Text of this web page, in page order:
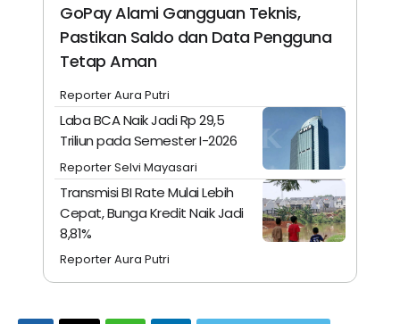
GoPay Alami Gangguan Teknis,
Pastikan Saldo dan Data Pengguna
Tetap Aman
Reporter Aura Putri
Laba BCA Naik Jadi Rp 29,5
Triliun pada Semester I-2026
Reporter Selvi Mayasari
Transmisi BI Rate Mulai Lebih
Cepat, Bunga Kredit Naik Jadi
8,81%
Reporter Aura Putri